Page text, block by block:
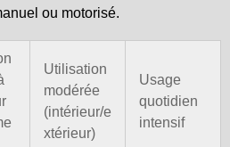
ou motorisé.
Utilisation
modérée
(intérieur/e
xtérieur)
Usage
quotidien
intensif